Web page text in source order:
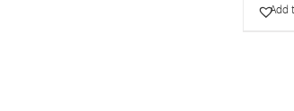
Add